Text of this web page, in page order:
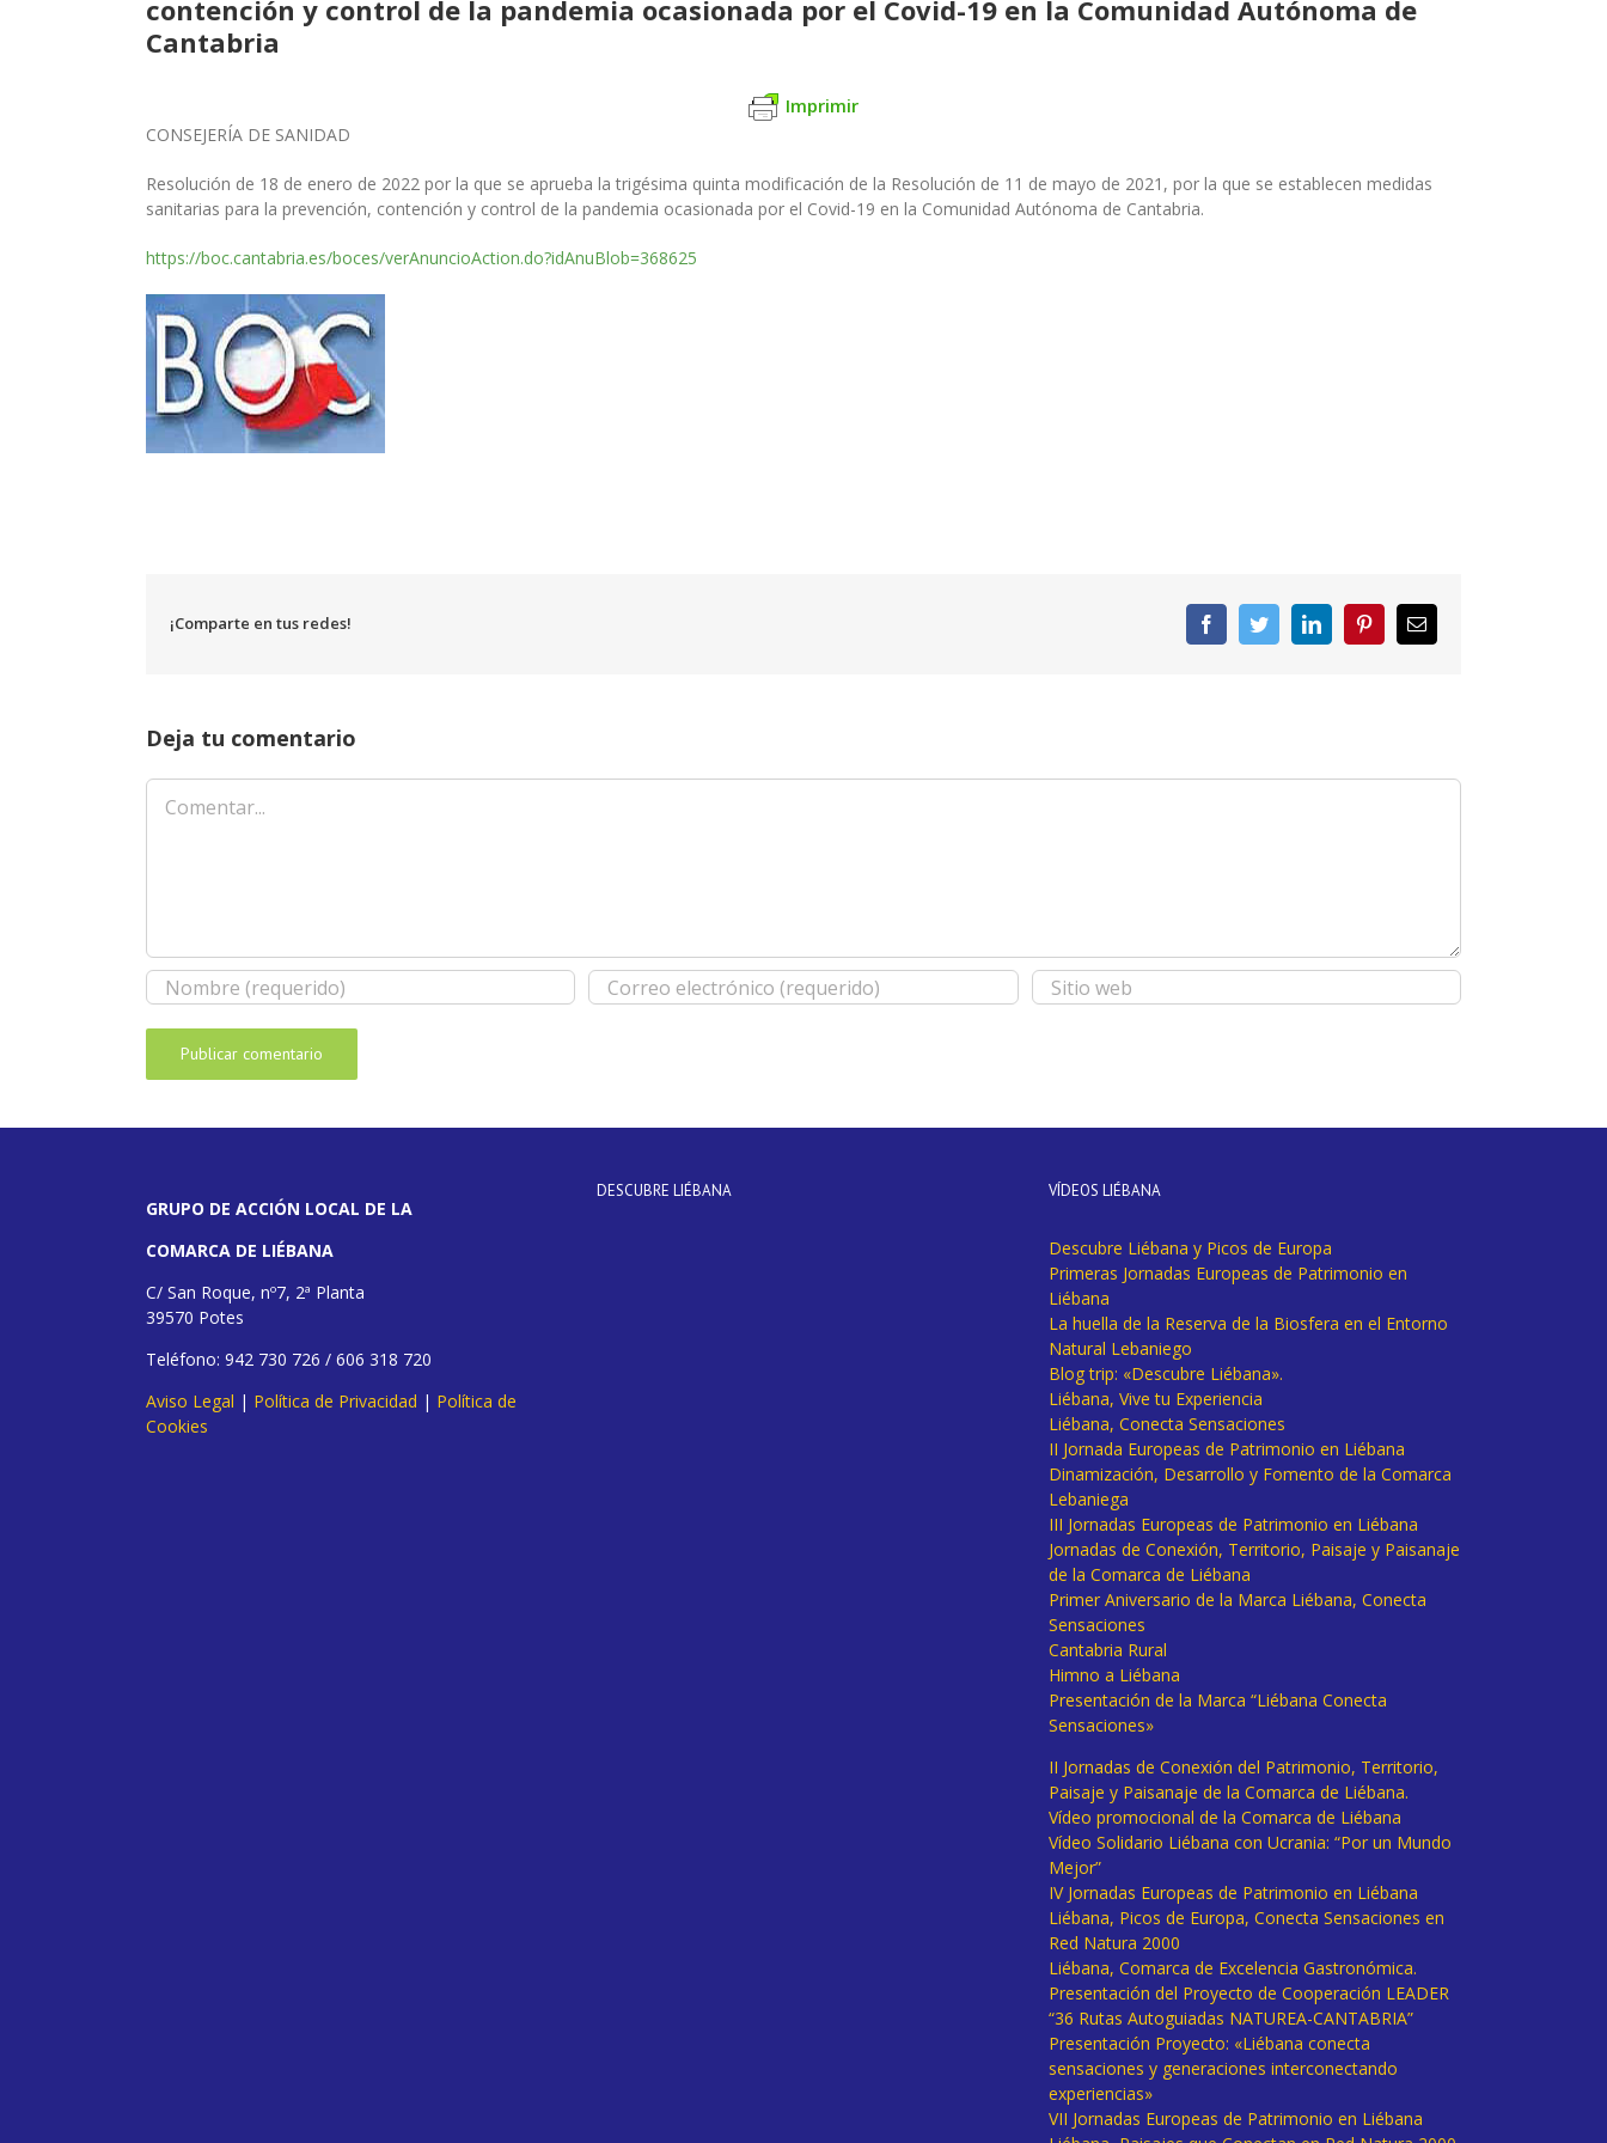
contención y control de la pandemia ocasionada por el Covid-19 en la Comunidad Autónoma de
Cantabria
Imprimir
CONSEJERÍA DE SANIDAD
Resolución de 18 de enero de 2022 por la que se aprueba la trigésima quinta modificación de la Resolución de 11 de mayo de 2021, por la que se establecen medidas
sanitarias para la prevención, contención y control de la pandemia ocasionada por el Covid-19 en la Comunidad Autónoma de Cantabria.
https://boc.cantabria.es/boces/verAnuncioAction.do?idAnuBlob=368625
¡Comparte en tus redes! FacebookTwitterLinkedInPinterestCorreo
electrónico
Deja tu comentario
Comentar
GRUPO DE ACCIÓN LOCAL DE LA
COMARCA DE LIÉBANA
C/ San Roque, nº7, 2ª Planta
39570 Potes
Teléfono: 942 730 726 / 606 318 720
Aviso Legal | Política de Privacidad | Política de
Cookies
DESCUBRE LIÉBANA VÍDEOS LIÉBANA
Descubre Liébana y Picos de Europa
Primeras Jornadas Europeas de Patrimonio en
Liébana
La huella de la Reserva de la Biosfera en el Entorno
Natural Lebaniego
Blog trip: «Descubre Liébana».
Liébana, Vive tu Experiencia
Liébana, Conecta Sensaciones
II Jornada Europeas de Patrimonio en Liébana
Dinamización, Desarrollo y Fomento de la Comarca
Lebaniega
III Jornadas Europeas de Patrimonio en Liébana
Jornadas de Conexión, Territorio, Paisaje y Paisanaje
de la Comarca de Liébana
Primer Aniversario de la Marca Liébana, Conecta
Sensaciones
Cantabria Rural
Himno a Liébana
Presentación de la Marca “Liébana Conecta
Sensaciones»
II Jornadas de Conexión del Patrimonio, Territorio,
Paisaje y Paisanaje de la Comarca de Liébana.
Vídeo promocional de la Comarca de Liébana
Vídeo Solidario Liébana con Ucrania: “Por un Mundo
Mejor”
IV Jornadas Europeas de Patrimonio en Liébana
Liébana, Picos de Europa, Conecta Sensaciones en
Red Natura 2000
Liébana, Comarca de Excelencia Gastronómica.
Presentación del Proyecto de Cooperación LEADER
“36 Rutas Autoguiadas NATUREA-CANTABRIA”
Presentación Proyecto: «Liébana conecta
sensaciones y generaciones interconectando
experiencias»
VII Jornadas Europeas de Patrimonio en Liébana